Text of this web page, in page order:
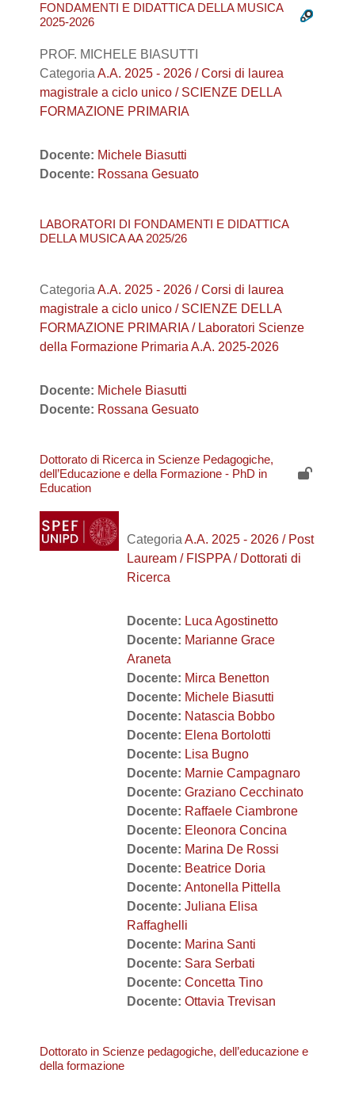
FONDAMENTI E DIDATTICA DELLA MUSICA
2025-2026
PROF. MICHELE BIASUTTI
Categoria A.A. 2025 - 2026 / Corsi di laurea
magistrale a ciclo unico / SCIENZE DELLA
FORMAZIONE PRIMARIA
Docente: Michele Biasutti
Docente: Rossana Gesuato
LABORATORI DI FONDAMENTI E DIDATTICA
DELLA MUSICA AA 2025/26
Categoria A.A. 2025 - 2026 / Corsi di laurea
magistrale a ciclo unico / SCIENZE DELLA
FORMAZIONE PRIMARIA / Laboratori Scienze
della Formazione Primaria A.A. 2025-2026
Docente: Michele Biasutti
Docente: Rossana Gesuato
Dottorato di Ricerca in Scienze Pedagogiche,
dell’Educazione e della Formazione - PhD in
Education
Categoria A.A. 2025 - 2026 / Post
Lauream / FISPPA / Dottorati di
Ricerca
Docente: Luca Agostinetto
Docente: Marianne Grace
Araneta
Docente: Mirca Benetton
Docente: Michele Biasutti
Docente: Natascia Bobbo
Docente: Elena Bortolotti
Docente: Lisa Bugno
Docente: Marnie Campagnaro
Docente: Graziano Cecchinato
Docente: Raffaele Ciambrone
Docente: Eleonora Concina
Docente: Marina De Rossi
Docente: Beatrice Doria
Docente: Antonella Pittella
Docente: Juliana Elisa
Raffaghelli
Docente: Marina Santi
Docente: Sara Serbati
Docente: Concetta Tino
Docente: Ottavia Trevisan
Dottorato in Scienze pedagogiche, dell’educazione e
della formazione